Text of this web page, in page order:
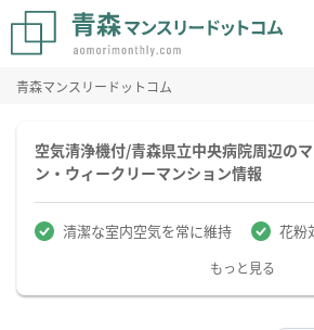
青森マンスリードットコム
空気清浄機付/青森県立中央病院周辺の
ン・ウィークリーマンション情報
清潔な室内空気を常に維持 花
もっと見る